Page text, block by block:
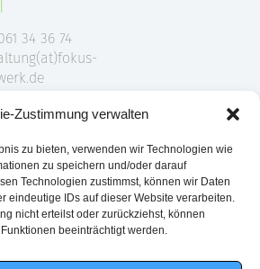
Zustimmung verwalten
zu bieten, verwenden wir Technologien wie
zu speichern und/oder darauf
Technologien zustimmst, können wir Daten
eindeutige IDs auf dieser Website verarbeiten.
nicht erteilst oder zurückziehst, können
beeinträchtigt werden.
34 36 74
e.V.